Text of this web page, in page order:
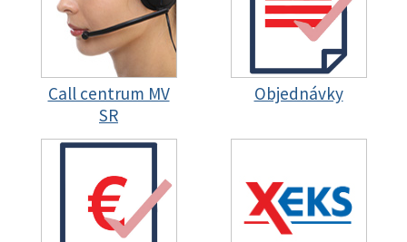
Call centrum MV
SR
Objednávky